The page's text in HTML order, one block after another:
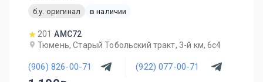
б.у. оригинал
в наличии
201 AMC72
Тюмень, Старый Тобольский тракт, 3-й км, 6с4
(906) 826-00-71 (922) 077-00-71